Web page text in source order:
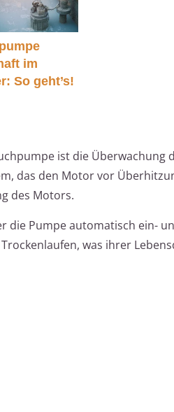
im
So geht’s!
ist die
das den Motor vor
des Motors.
Pumpe automatisch ein-
was ihrer